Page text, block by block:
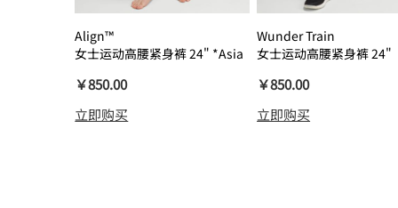
Align™
女士运动高腰紧身裤 24" *Asia
￥850.00
立即购买
Wunder Train
女士运动高腰紧身裤 24"
￥850.00
立即购买